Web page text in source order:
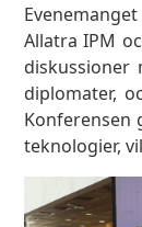
Allatra IPM
diskussioner
diplomater,
Konferensen
teknologier,